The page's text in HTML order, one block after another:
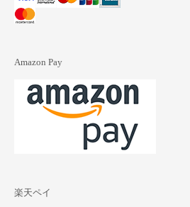
Amazon Pay
楽天ペイ